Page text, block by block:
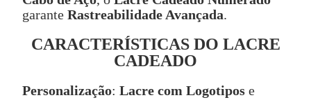
garante Rastreabilidade Avançada.
CARACTERÍSTICAS DO LACRE
CADEADO
Personalização: Lacre com Logotipos e